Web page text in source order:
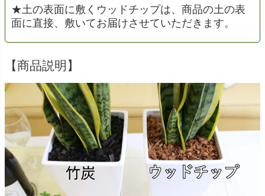
★土の表面に敷くウッドチップは、商品の土の表
面に直接、敷いてお届けさせていただきます。
【商品説明】